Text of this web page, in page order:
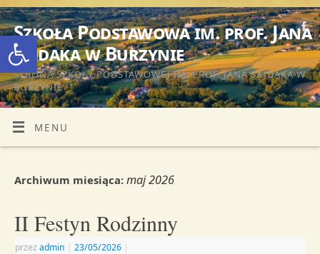
Otwórz pasek narzędzi
Szkoła Podstawowa im. prof. Jana
Sajdaka w Burzynie
STRONA SZKOŁY PODSTAWOWEJ IM. PROF. JANA SAJDAKA W
BURZYNIE
MENU
Archiwum miesiąca:maj 2026
II Festyn Rodzinny
przezadmin | 23/05/2026 |